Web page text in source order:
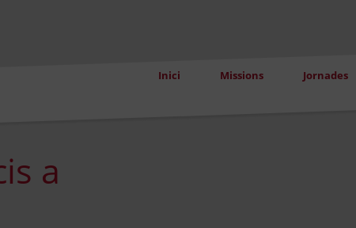
Inici Missions Jornades
a